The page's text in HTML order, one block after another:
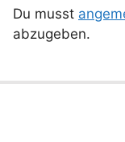
Du musst
abzugeben.